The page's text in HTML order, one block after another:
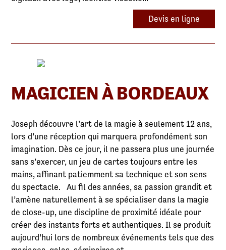
Devis en ligne
MAGICIEN À BORDEAUX
Joseph découvre l’art de la magie à seulement 12 ans,
lors d’une réception qui marquera profondément son
imagination. Dès ce jour, il ne passera plus une journée
sans s’exercer, un jeu de cartes toujours entre les
mains, affinant patiemment sa technique et son sens
du spectacle. Au fil des années, sa passion grandit et
l’amène naturellement à se spécialiser dans la magie
de close-up, une discipline de proximité idéale pour
créer des instants forts et authentiques. Il se produit
aujourd’hui lors de nombreux événements tels que des